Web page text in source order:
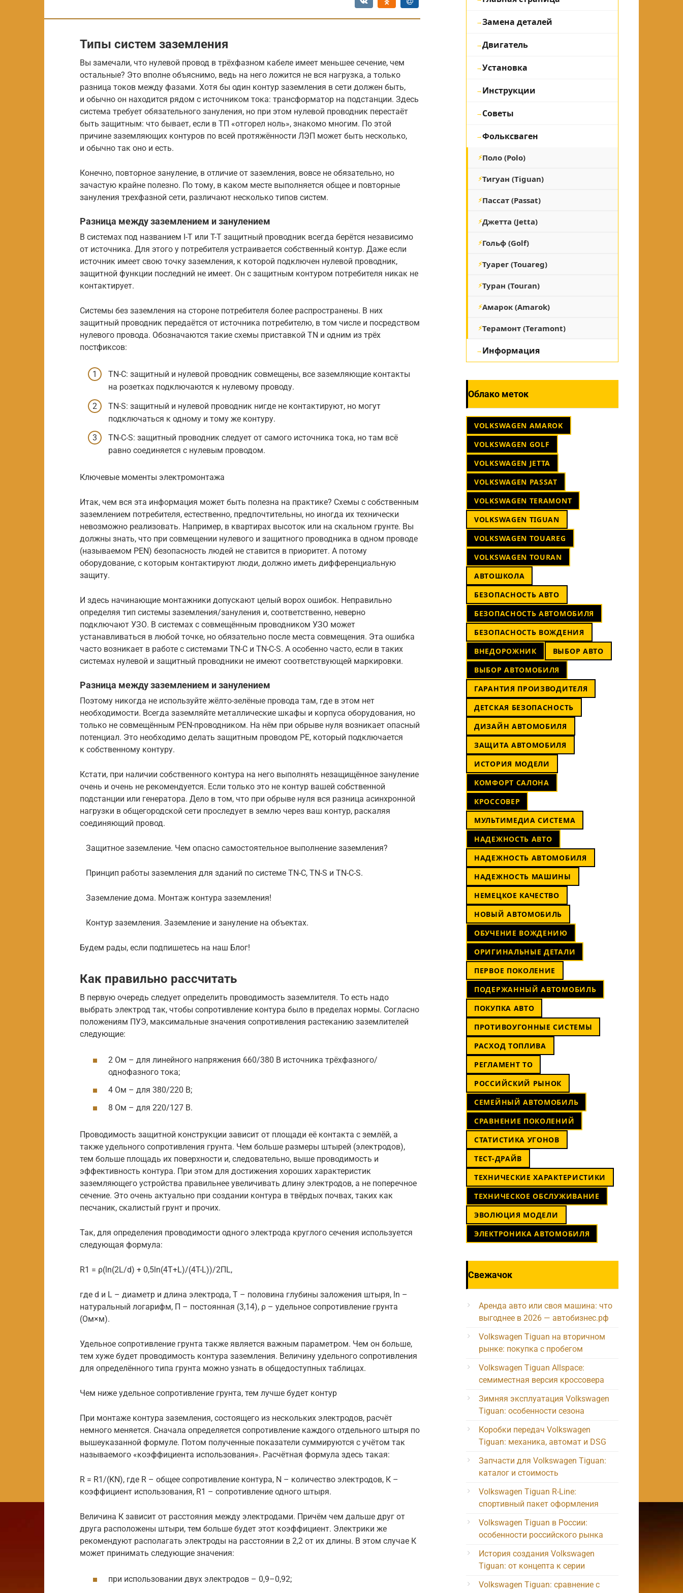
Типы систем заземления
Вы замечали, что нулевой провод в трёхфазном кабеле имеет меньшее сечение, чем
остальные? Это вполне объяснимо, ведь на него ложится не вся нагрузка, а только
разница токов между фазами. Хотя бы один контур заземления в сети должен быть,
и обычно он находится рядом с источником тока: трансформатор на подстанции. Здесь
система требует обязательного зануления, но при этом нулевой проводник перестаёт
быть защитным: что бывает, если в ТП «отгорел ноль», знакомо многим. По этой
причине заземляющих контуров по всей протяжённости ЛЭП может быть несколько,
и обычно так оно и есть.
Конечно, повторное зануление, в отличие от заземления, вовсе не обязательно, но
зачастую крайне полезно. По тому, в каком месте выполняется общее и повторные
зануления трехфазной сети, различают несколько типов систем.
Разница между заземлением и занулением
В системах под названием I-T или T-T защитный проводник всегда берётся независимо
от источника. Для этого у потребителя устраивается собственный контур. Даже если
источник имеет свою точку заземления, к которой подключен нулевой проводник,
защитной функции последний не имеет. Он с защитным контуром потребителя никак не
контактирует.
Системы без заземления на стороне потребителя более распространены. В них
защитный проводник передаётся от источника потребителю, в том числе и посредством
нулевого провода. Обозначаются такие схемы приставкой TN и одним из трёх
постфиксов:
TN-C: защитный и нулевой проводник совмещены, все заземляющие контакты
на розетках подключаются к нулевому проводу.
TN-S: защитный и нулевой проводник нигде не контактируют, но могут
подключаться к одному и тому же контуру.
TN-C-S: защитный проводник следует от самого источника тока, но там всё
равно соединяется с нулевым проводом.
Ключевые моменты электромонтажа
Итак, чем вся эта информация может быть полезна на практике? Схемы с собственным
заземлением потребителя, естественно, предпочтительны, но иногда их технически
невозможно реализовать. Например, в квартирах высоток или на скальном грунте. Вы
должны знать, что при совмещении нулевого и защитного проводника в одном проводе
(называемом PEN) безопасность людей не ставится в приоритет. А потому
оборудование, с которым контактируют люди, должно иметь дифференциальную
защиту.
И здесь начинающие монтажники допускают целый ворох ошибок. Неправильно
определяя тип системы заземления/зануления и, соответственно, неверно
подключают УЗО. В системах с совмещённым проводником УЗО может
устанавливаться в любой точке, но обязательно после места совмещения. Эта ошибка
часто возникает в работе с системами TN-C и TN-C-S. А особенно часто, если в таких
системах нулевой и защитный проводники не имеют соответствующей маркировки.
Разница между заземлением и занулением
Поэтому никогда не используйте жёлто-зелёные провода там, где в этом нет
необходимости. Всегда заземляйте металлические шкафы и корпуса оборудования, но
только не совмещённым PEN-проводником. На нём при обрыве нуля возникает опасный
потенциал. Это необходимо делать защитным проводом PE, который подключается
к собственному контуру.
Кстати, при наличии собственного контура на него выполнять незащищённое зануление
очень и очень не рекомендуется. Если только это не контур вашей собственной
подстанции или генератора. Дело в том, что при обрыве нуля вся разница асинхронной
нагрузки в общегородской сети проследует в землю через ваш контур, раскаляя
соединяющий провод.
Защитное заземление. Чем опасно самостоятельное выполнение заземления?
Принцип работы заземления для зданий по системе ТN-C, TN-S и TN-C-S.
Заземление дома. Монтаж контура заземления!
Контур заземления. Заземление и зануление на объектах.
Будем рады, если подпишетесь на наш Блог!
Как правильно рассчитать
В первую очередь следует определить проводимость заземлителя. То есть надо
выбрать электрод так, чтобы сопротивление контура было в пределах нормы. Согласно
положениям ПУЭ, максимальные значения сопротивления растеканию заземлителей
следующие:
2 Ом – для линейного напряжения 660/380 В источника трёхфазного/
однофазного тока;
4 Ом – для 380/220 В;
8 Ом – для 220/127 В.
Проводимость защитной конструкции зависит от площади её контакта с землёй, а
также удельного сопротивления грунта. Чем больше размеры штырей (электродов),
тем больше площадь их поверхности и, следовательно, выше проводимость и
эффективность контура. При этом для достижения хороших характеристик
заземляющего устройства правильнее увеличивать длину электродов, а не поперечное
сечение. Это очень актуально при создании контура в твёрдых почвах, таких как
песчаник, скалистый грунт и прочих.
Так, для определения проводимости одного электрода круглого сечения используется
следующая формула:
R1 = ρ(ln(2L/d) + 0,5ln(4T+L)/(4T-L))/2ПL,
где d и L – диаметр и длина электрода, T – половина глубины заложения штыря, ln –
натуральный логарифм, П – постоянная (3,14), ρ – удельное сопротивление грунта
(Ом×м).
Удельное сопротивление грунта также является важным параметром. Чем он больше,
тем хуже будет проводимость контура заземления. Величину удельного сопротивления
для определённого типа грунта можно узнать в общедоступных таблицах.
Чем ниже удельное сопротивление грунта, тем лучше будет контур
При монтаже контура заземления, состоящего из нескольких электродов, расчёт
немного меняется. Сначала определяется сопротивление каждого отдельного штыря по
вышеуказанной формуле. Потом полученные показатели суммируются с учётом так
называемого «коэффициента использования». Расчётная формула здесь такая:
R = R1/(KN), где R – общее сопротивление контура, N – количество электродов, К –
коэффициент использования, R1 – сопротивление одного штыря.
Величина К зависит от расстояния между электродами. Причём чем дальше друг от
друга расположены штыри, тем больше будет этот коэффициент. Электрики же
рекомендуют располагать электроды на расстоянии в 2,2 от их длины. В этом случае К
может принимать следующие значения:
при использовании двух электродов – 0,9–0,92;
Замена деталей
Двигатель
Установка
Инструкции
Советы
Фольксваген
Поло (Polo)
Тигуан (Tiguan)
Пассат (Passat)
Джетта (Jetta)
Гольф (Golf)
Туарег (Touareg)
Туран (Touran)
Амарок (Amarok)
Терамонт (Teramont)
Информация
Облако меток
VOLKSWAGEN AMAROK
VOLKSWAGEN GOLF
VOLKSWAGEN JETTA
VOLKSWAGEN PASSAT
VOLKSWAGEN TERAMONT
VOLKSWAGEN TIGUAN
VOLKSWAGEN TOUAREG
VOLKSWAGEN TOURAN
АВТОШКОЛА
БЕЗОПАСНОСТЬ АВТО
БЕЗОПАСНОСТЬ АВТОМОБИЛЯ
БЕЗОПАСНОСТЬ ВОЖДЕНИЯ
ВНЕДОРОЖНИК
ВЫБОР АВТО
ВЫБОР АВТОМОБИЛЯ
ГАРАНТИЯ ПРОИЗВОДИТЕЛЯ
ДЕТСКАЯ БЕЗОПАСНОСТЬ
ДИЗАЙН АВТОМОБИЛЯ
ЗАЩИТА АВТОМОБИЛЯ
ИСТОРИЯ МОДЕЛИ
КОМФОРТ САЛОНА
КРОССОВЕР
МУЛЬТИМЕДИА СИСТЕМА
НАДЕЖНОСТЬ АВТО
НАДЕЖНОСТЬ АВТОМОБИЛЯ
НАДЕЖНОСТЬ МАШИНЫ
НЕМЕЦКОЕ КАЧЕСТВО
НОВЫЙ АВТОМОБИЛЬ
ОБУЧЕНИЕ ВОЖДЕНИЮ
ОРИГИНАЛЬНЫЕ ДЕТАЛИ
ПЕРВОЕ ПОКОЛЕНИЕ
ПОДЕРЖАННЫЙ АВТОМОБИЛЬ
ПОКУПКА АВТО
ПРОТИВОУГОННЫЕ СИСТЕМЫ
РАСХОД ТОПЛИВА
РЕГЛАМЕНТ ТО
РОССИЙСКИЙ РЫНОК
СЕМЕЙНЫЙ АВТОМОБИЛЬ
СРАВНЕНИЕ ПОКОЛЕНИЙ
СТАТИСТИКА УГОНОВ
ТЕСТ-ДРАЙВ
ТЕХНИЧЕСКИЕ ХАРАКТЕРИСТИКИ
ТЕХНИЧЕСКОЕ ОБСЛУЖИВАНИЕ
ЭВОЛЮЦИЯ МОДЕЛИ
ЭЛЕКТРОНИКА АВТОМОБИЛЯ
Свежачок
Аренда авто или своя машина: что
выгоднее в 2026 — автобизнес.рф
Volkswagen Tiguan на вторичном
рынке: покупка с пробегом
Volkswagen Tiguan Allspace:
семиместная версия кроссовера
Зимняя эксплуатация Volkswagen
Tiguan: особенности сезона
Коробки передач Volkswagen
Tiguan: механика, автомат и DSG
Запчасти для Volkswagen Tiguan:
каталог и стоимость
Volkswagen Tiguan R-Line:
спортивный пакет оформления
Volkswagen Tiguan в России:
особенности российского рынка
История создания Volkswagen
Tiguan: от концепта к серии
Volkswagen Tiguan: сравнение с